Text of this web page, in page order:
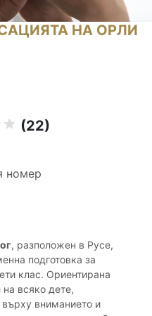
НА ОРЛИ
(22)
номер
, разположен в Русе,
подготовка за
клас. Ориентирана
всяко дете,
върху вниманието и